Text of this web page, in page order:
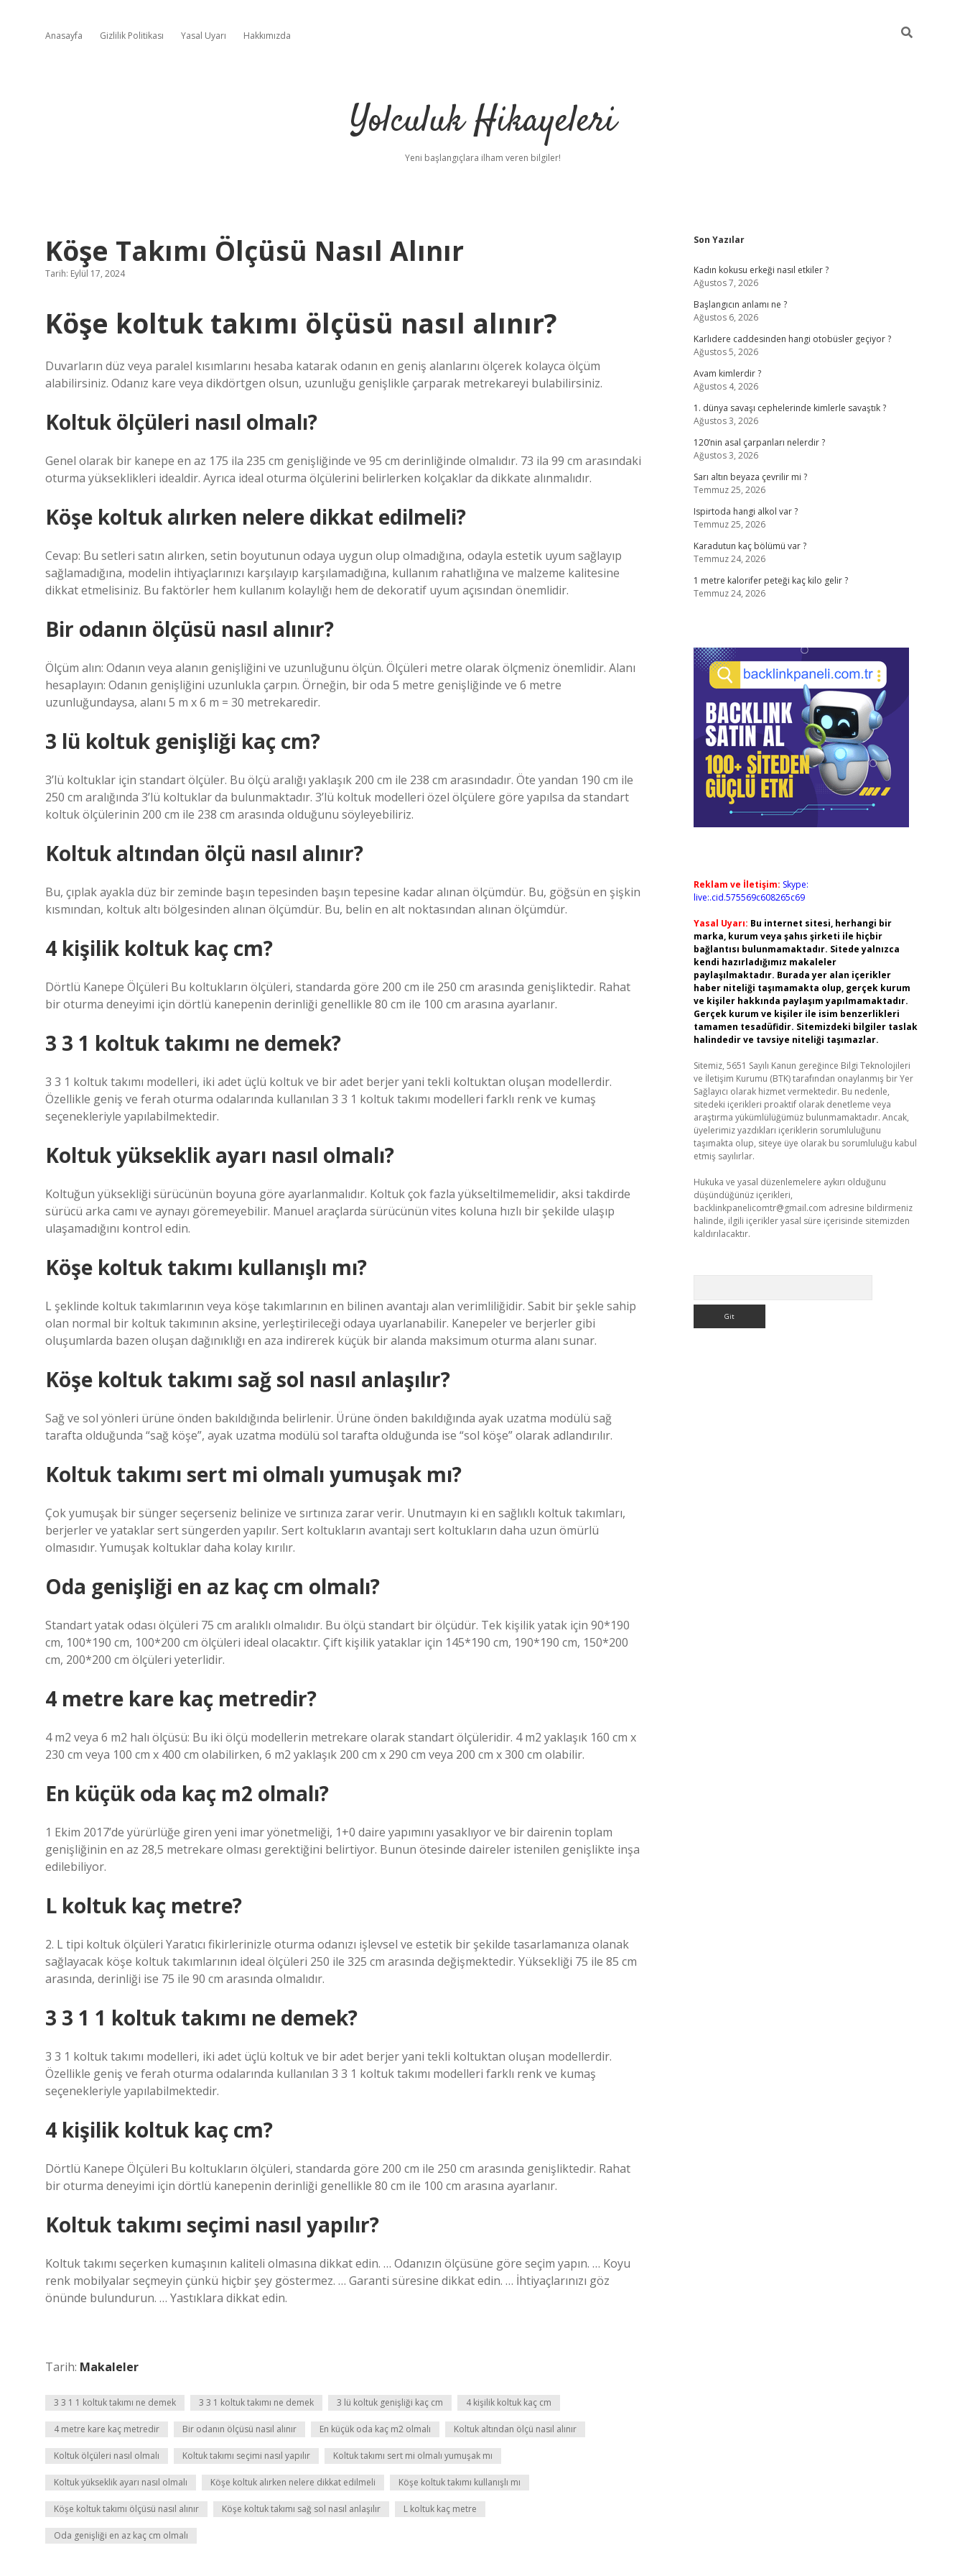
Anasayfa Gizlilik Politikası Yasal Uyarı Hakkımızda
Yolculuk Hikayeleri
Yeni başlangıçlara ilham veren bilgiler!
Köşe Takımı Ölçüsü Nasıl Alınır
Tarih: Eylül 17, 2024
Köşe koltuk takımı ölçüsü nasıl alınır?
Duvarların düz veya paralel kısımlarını hesaba katarak odanın en geniş alanlarını ölçerek kolayca ölçüm
alabilirsiniz. Odanız kare veya dikdörtgen olsun, uzunluğu genişlikle çarparak metrekareyi bulabilirsiniz.
Koltuk ölçüleri nasıl olmalı?
Genel olarak bir kanepe en az 175 ila 235 cm genişliğinde ve 95 cm derinliğinde olmalıdır. 73 ila 99 cm arasındaki
oturma yükseklikleri idealdir. Ayrıca ideal oturma ölçülerini belirlerken kolçaklar da dikkate alınmalıdır.
Köşe koltuk alırken nelere dikkat edilmeli?
Cevap: Bu setleri satın alırken, setin boyutunun odaya uygun olup olmadığına, odayla estetik uyum sağlayıp
sağlamadığına, modelin ihtiyaçlarınızı karşılayıp karşılamadığına, kullanım rahatlığına ve malzeme kalitesine
dikkat etmelisiniz. Bu faktörler hem kullanım kolaylığı hem de dekoratif uyum açısından önemlidir.
Bir odanın ölçüsü nasıl alınır?
Ölçüm alın: Odanın veya alanın genişliğini ve uzunluğunu ölçün. Ölçüleri metre olarak ölçmeniz önemlidir. Alanı
hesaplayın: Odanın genişliğini uzunlukla çarpın. Örneğin, bir oda 5 metre genişliğinde ve 6 metre
uzunluğundaysa, alanı 5 m x 6 m = 30 metrekaredir.
3 lü koltuk genişliği kaç cm?
3’lü koltuklar için standart ölçüler. Bu ölçü aralığı yaklaşık 200 cm ile 238 cm arasındadır. Öte yandan 190 cm ile
250 cm aralığında 3’lü koltuklar da bulunmaktadır. 3’lü koltuk modelleri özel ölçülere göre yapılsa da standart
koltuk ölçülerinin 200 cm ile 238 cm arasında olduğunu söyleyebiliriz.
Koltuk altından ölçü nasıl alınır?
Bu, çıplak ayakla düz bir zeminde başın tepesinden başın tepesine kadar alınan ölçümdür. Bu, göğsün en şişkin
kısmından, koltuk altı bölgesinden alınan ölçümdür. Bu, belin en alt noktasından alınan ölçümdür.
4 kişilik koltuk kaç cm?
Dörtlü Kanepe Ölçüleri Bu koltukların ölçüleri, standarda göre 200 cm ile 250 cm arasında genişliktedir. Rahat
bir oturma deneyimi için dörtlü kanepenin derinliği genellikle 80 cm ile 100 cm arasına ayarlanır.
3 3 1 koltuk takımı ne demek?
3 3 1 koltuk takımı modelleri, iki adet üçlü koltuk ve bir adet berjer yani tekli koltuktan oluşan modellerdir.
Özellikle geniş ve ferah oturma odalarında kullanılan 3 3 1 koltuk takımı modelleri farklı renk ve kumaş
seçenekleriyle yapılabilmektedir.
Koltuk yükseklik ayarı nasıl olmalı?
Koltuğun yüksekliği sürücünün boyuna göre ayarlanmalıdır. Koltuk çok fazla yükseltilmemelidir, aksi takdirde
sürücü arka camı ve aynayı göremeyebilir. Manuel araçlarda sürücünün vites koluna hızlı bir şekilde ulaşıp
ulaşamadığını kontrol edin.
Köşe koltuk takımı kullanışlı mı?
L şeklinde koltuk takımlarının veya köşe takımlarının en bilinen avantajı alan verimliliğidir. Sabit bir şekle sahip
olan normal bir koltuk takımının aksine, yerleştirileceği odaya uyarlanabilir. Kanepeler ve berjerler gibi
oluşumlarda bazen oluşan dağınıklığı en aza indirerek küçük bir alanda maksimum oturma alanı sunar.
Köşe koltuk takımı sağ sol nasıl anlaşılır?
Sağ ve sol yönleri ürüne önden bakıldığında belirlenir. Ürüne önden bakıldığında ayak uzatma modülü sağ
tarafta olduğunda “sağ köşe”, ayak uzatma modülü sol tarafta olduğunda ise “sol köşe” olarak adlandırılır.
Koltuk takımı sert mi olmalı yumuşak mı?
Çok yumuşak bir sünger seçerseniz belinize ve sırtınıza zarar verir. Unutmayın ki en sağlıklı koltuk takımları,
berjerler ve yataklar sert süngerden yapılır. Sert koltukların avantajı sert koltukların daha uzun ömürlü
olmasıdır. Yumuşak koltuklar daha kolay kırılır.
Oda genişliği en az kaç cm olmalı?
Standart yatak odası ölçüleri 75 cm aralıklı olmalıdır. Bu ölçü standart bir ölçüdür. Tek kişilik yatak için 90*190
cm, 100*190 cm, 100*200 cm ölçüleri ideal olacaktır. Çift kişilik yataklar için 145*190 cm, 190*190 cm, 150*200
cm, 200*200 cm ölçüleri yeterlidir.
4 metre kare kaç metredir?
4 m2 veya 6 m2 halı ölçüsü: Bu iki ölçü modellerin metrekare olarak standart ölçüleridir. 4 m2 yaklaşık 160 cm x
230 cm veya 100 cm x 400 cm olabilirken, 6 m2 yaklaşık 200 cm x 290 cm veya 200 cm x 300 cm olabilir.
En küçük oda kaç m2 olmalı?
1 Ekim 2017’de yürürlüğe giren yeni imar yönetmeliği, 1+0 daire yapımını yasaklıyor ve bir dairenin toplam
genişliğinin en az 28,5 metrekare olması gerektiğini belirtiyor. Bunun ötesinde daireler istenilen genişlikte inşa
edilebiliyor.
L koltuk kaç metre?
2. L tipi koltuk ölçüleri Yaratıcı fikirlerinizle oturma odanızı işlevsel ve estetik bir şekilde tasarlamanıza olanak
sağlayacak köşe koltuk takımlarının ideal ölçüleri 250 ile 325 cm arasında değişmektedir. Yüksekliği 75 ile 85 cm
arasında, derinliği ise 75 ile 90 cm arasında olmalıdır.
3 3 1 1 koltuk takımı ne demek?
3 3 1 koltuk takımı modelleri, iki adet üçlü koltuk ve bir adet berjer yani tekli koltuktan oluşan modellerdir.
Özellikle geniş ve ferah oturma odalarında kullanılan 3 3 1 koltuk takımı modelleri farklı renk ve kumaş
seçenekleriyle yapılabilmektedir.
4 kişilik koltuk kaç cm?
Dörtlü Kanepe Ölçüleri Bu koltukların ölçüleri, standarda göre 200 cm ile 250 cm arasında genişliktedir. Rahat
bir oturma deneyimi için dörtlü kanepenin derinliği genellikle 80 cm ile 100 cm arasına ayarlanır.
Koltuk takımı seçimi nasıl yapılır?
Koltuk takımı seçerken kumaşının kaliteli olmasına dikkat edin. … Odanızın ölçüsüne göre seçim yapın. … Koyu
renk mobilyalar seçmeyin çünkü hiçbir şey göstermez. … Garanti süresine dikkat edin. … İhtiyaçlarınızı göz
önünde bulundurun. … Yastıklara dikkat edin.
Tarih: Makaleler
3 3 1 1 koltuk takımı ne demek 3 3 1 koltuk takımı ne demek 3 lü koltuk genişliği kaç cm 4 kişilik koltuk kaç cm
4 metre kare kaç metredir Bir odanın ölçüsü nasıl alınır En küçük oda kaç m2 olmalı Koltuk altından ölçü nasıl alınır
Koltuk ölçüleri nasıl olmalı Koltuk takımı seçimi nasıl yapılır Koltuk takımı sert mi olmalı yumuşak mı
Koltuk yükseklik ayarı nasıl olmalı Köşe koltuk alırken nelere dikkat edilmeli Köşe koltuk takımı kullanışlı mı
Köşe koltuk takımı ölçüsü nasıl alınır Köşe koltuk takımı sağ sol nasıl anlaşılır L koltuk kaç metre
Oda genişliği en az kaç cm olmalı
Sidebar
Son Yazılar
Kadın kokusu erkeği nasıl etkiler ?
Ağustos 7, 2026
Başlangıcın anlamı ne ?
Ağustos 6, 2026
Karlıdere caddesinden hangi otobüsler geçiyor ?
Ağustos 5, 2026
Avam kimlerdir ?
Ağustos 4, 2026
1. dünya savaşı cephelerinde kimlerle savaştık ?
Ağustos 3, 2026
120’nin asal çarpanları nelerdir ?
Ağustos 3, 2026
Sarı altın beyaza çevrilir mi ?
Temmuz 25, 2026
Ispirtoda hangi alkol var ?
Temmuz 25, 2026
Karadutun kaç bölümü var ?
Temmuz 24, 2026
1 metre kalorifer peteği kaç kilo gelir ?
Temmuz 24, 2026
Reklam ve İletişim: Skype:
live:.cid.575569c608265c69
Yasal Uyarı: Bu internet sitesi, herhangi bir
marka, kurum veya şahıs şirketi ile hiçbir
bağlantısı bulunmamaktadır. Sitede yalnızca
kendi hazırladığımız makaleler
paylaşılmaktadır. Burada yer alan içerikler
haber niteliği taşımamakta olup, gerçek kurum
ve kişiler hakkında paylaşım yapılmamaktadır.
Gerçek kurum ve kişiler ile isim benzerlikleri
tamamen tesadüfidir. Sitemizdeki bilgiler taslak
halindedir ve tavsiye niteliği taşımazlar.
Sitemiz, 5651 Sayılı Kanun gereğince Bilgi Teknolojileri
ve İletişim Kurumu (BTK) tarafından onaylanmış bir Yer
Sağlayıcı olarak hizmet vermektedir. Bu nedenle,
sitedeki içerikleri proaktif olarak denetleme veya
araştırma yükümlülüğümüz bulunmamaktadır. Ancak,
üyelerimiz yazdıkları içeriklerin sorumluluğunu
taşımakta olup, siteye üye olarak bu sorumluluğu kabul
etmiş sayılırlar.
Hukuka ve yasal düzenlemelere aykırı olduğunu
düşündüğünüz içerikleri,
backlinkpanelicomtr@gmail.com adresine bildirmeniz
halinde, ilgili içerikler yasal süre içerisinde sitemizden
kaldırılacaktır.
betexper giriş